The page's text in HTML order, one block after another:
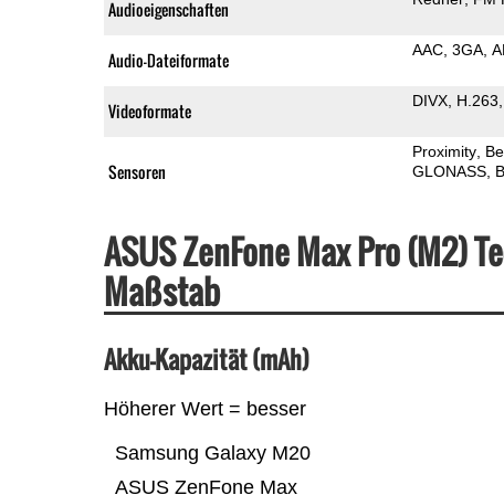
Audioeigenschaften
Audio-Dateiformate AAC 3GA
Videoformate DIVX H.263
Sensoren
Proximity
GLONASS
ASUS ZenFone Max Pro (M2)
Maßstab
Akku-Kapazität (mAh)
Höherer Wert = besser
ASUS ZenFone Max
Samsung Galaxy M20